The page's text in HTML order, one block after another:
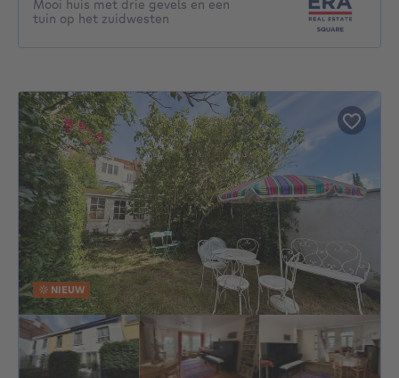
Mooi huis met drie gevels en een
tuin op het zuidwesten
NIEUW